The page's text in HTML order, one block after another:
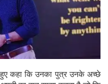
हुए कहा कि उनका पुत्र उनके अच्छे
हर बात साझा करता है जो कि